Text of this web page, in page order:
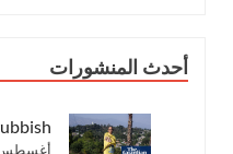
أحدث المنشورات
أغسطس 7,